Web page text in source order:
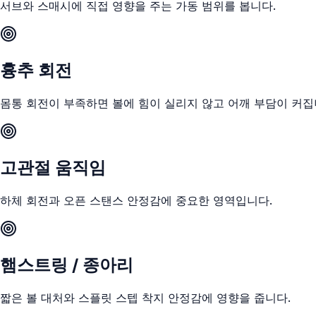
서브와 스매시에 직접 영향을 주는 가동 범위를 봅니다.
흉추 회전
몸통 회전이 부족하면 볼에 힘이 실리지 않고 어깨 부담이 커
고관절 움직임
하체 회전과 오픈 스탠스 안정감에 중요한 영역입니다.
햄스트링 / 종아리
짧은 볼 대처와 스플릿 스텝 착지 안정감에 영향을 줍니다.